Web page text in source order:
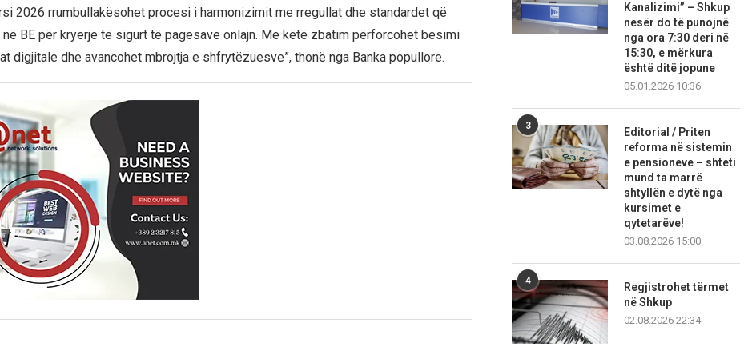
2026 rrumbullakësohet procesi i harmonizimit me rregullat dhe standardet që
në BE për kryerje të sigurt të pagesave onlajn. Me këtë zbatim përforcohet besimi
digjitale dhe avancohet mbrojtja e shfrytëzuesve”, thonë nga Banka popullore.
Kanalizimi” – Shkup
nesër do të punojnë
nga ora 7:30 deri në
15:30, e mërkura
është ditë jopune
05.01.2026 10:36
3
Editorial / Priten
reforma në sistemin
e pensioneve – shteti
mund ta marrë
shtyllën e dytë nga
kursimet e
qytetarëve!
03.08.2026 15:00
4
Regjistrohet tërmet
në Shkup
02.08.2026 22:34